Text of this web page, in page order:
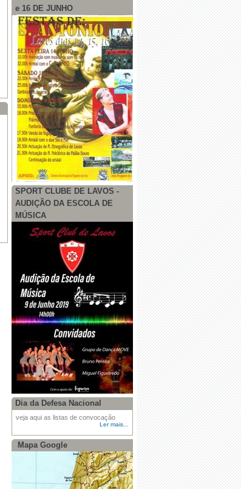
e 16 DE JUNHO
SPORT CLUBE DE LAVOS -
AUDIÇÃO DA ESCOLA DE
MÚSICA
Dia da Defesa Nacional
veja aqui as listas de convocação
Ler mais...
Mapa Google